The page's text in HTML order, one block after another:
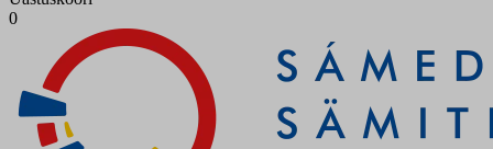
0